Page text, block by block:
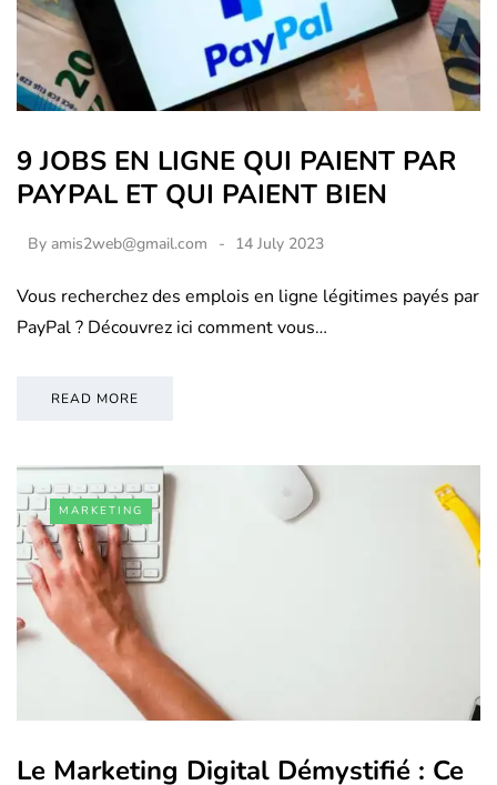
9 JOBS EN LIGNE QUI PAIENT PAR
PAYPAL ET QUI PAIENT BIEN
By amis2web@gmail.com 14 July 2023
Vous recherchez des emplois en ligne légitimes payés par
PayPal ? Découvrez ici comment vous…
READ MORE
MARKETING
Le Marketing Digital Démystifié : Ce